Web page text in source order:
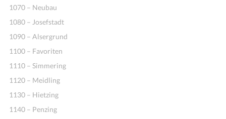
1070 – Neubau
1080 – Josefstadt
1090 – Alsergrund
1100 – Favoriten
1110 – Simmering
1120 – Meidling
1130 – Hietzing
1140 – Penzing